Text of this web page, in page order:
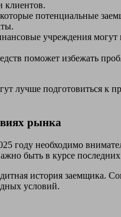
клиентов.
потенциальные
учреждения могут
поможет избежать
лучше подготовиться к
рынка
году необходимо
быть в курсе
история заемщика.
условий.